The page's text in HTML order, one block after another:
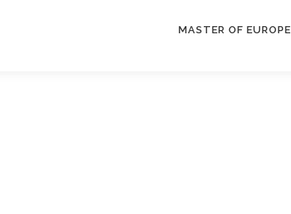
MASTER OF EUROPE